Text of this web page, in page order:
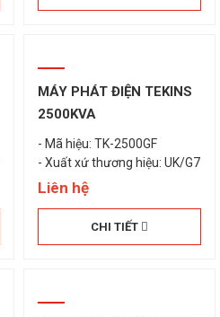
MÁY PHÁT ĐIỆN TEKINS
2500KVA
- Mã hiệu: TK-2500GF
- Xuất xứ thương hiệu: UK/G7
Liên hệ
CHI TIẾT